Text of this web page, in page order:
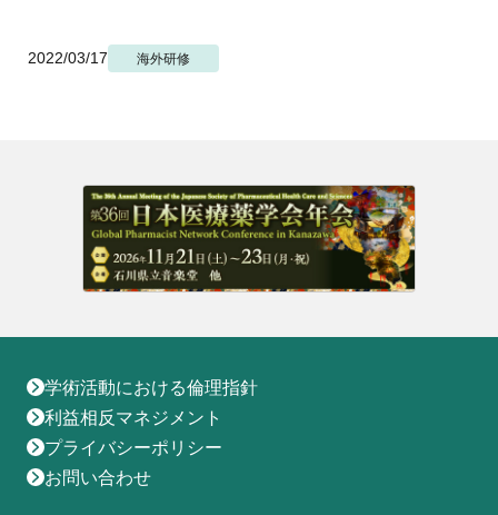
共催・後援イベント
他団体との連携協力トップ
会員専用ページ
2022/03/17 海外研修
学術活動における倫理指針
利益相反マネジメント
プライバシーポリシー
お問い合わせ